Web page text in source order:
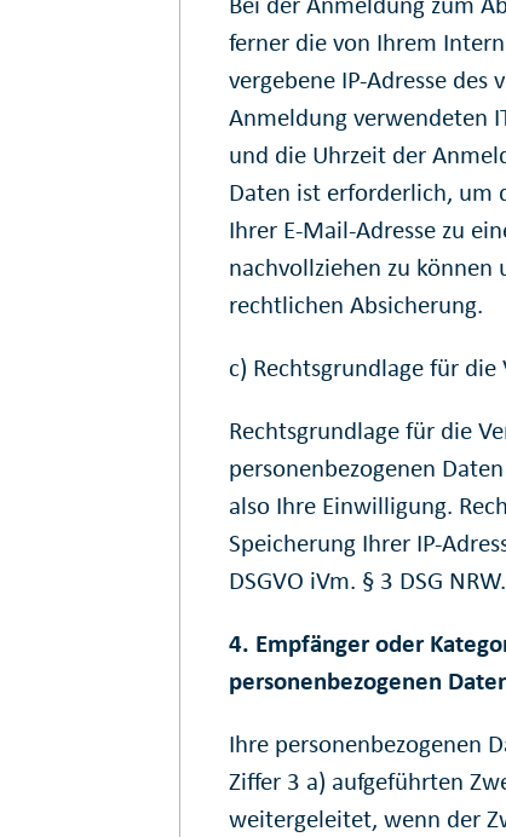
ferner die von Ihrem
vergebene IP-Adresse
Anmeldung verwendeten
und die Uhrzeit der
Daten ist erforderlich, um
Ihrer E-Mail-Adresse zu
nachvollziehen zu
rechtlichen Absicherung.
c) Rechtsgrundlage für
Rechtsgrundlage für die
personenbezogenen
also Ihre Einwilligung.
Speicherung Ihrer IP-
DSGVO iVm. § 3 DSG NRW.
4. Empfänger oder
personenbezogenen
Ihre personenbezogenen
Ziffer 3 a) aufgeführten
weitergeleitet, wenn der